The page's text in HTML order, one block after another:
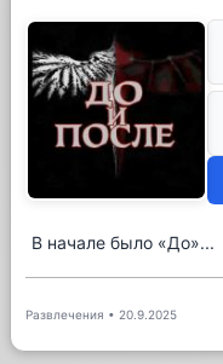
В начале было «До»...
Развлечения • 20.9.2025